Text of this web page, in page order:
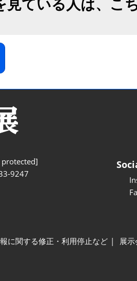
9247
に関する修正・利用停止など 展